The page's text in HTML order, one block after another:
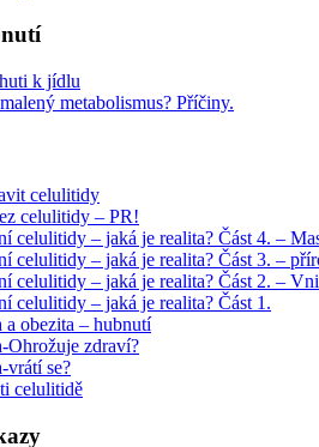
k jídlu
metabolismus? Příčiny.
celulitidy
celulitidy – PR!
celulitidy – jaká je realita? Část 4. –
celulitidy – jaká je realita? Část 3. –
celulitidy – jaká je realita? Část 2. –
celulitidy – jaká je realita? Část 1.
a obezita – hubnutí
Ohrožuje zdraví?
vrátí se?
celulitidě